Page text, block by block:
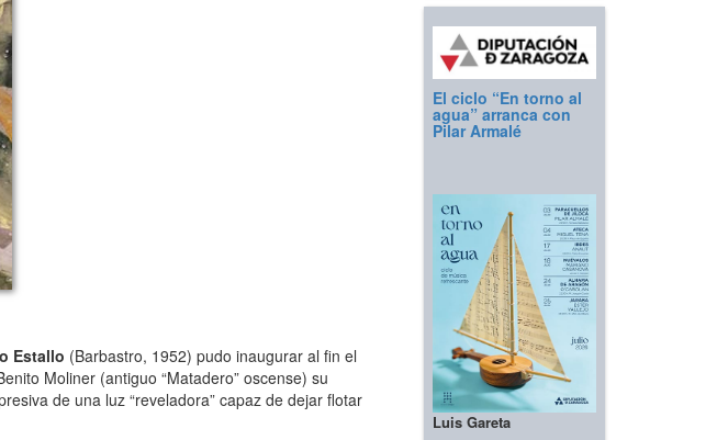
Estallo (Barbastro, 1952) pudo inaugurar al fin el
Moliner (antiguo “Matadero” oscense) su
de una luz “reveladora” capaz de dejar flotar
El ciclo “En torno al
agua” arranca con
Pilar Armalé
Luis Gareta